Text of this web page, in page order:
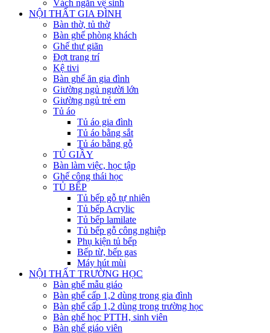
Vách ngăn vệ sinh
NỘI THẤT GIA ĐÌNH
Bàn thờ, tủ thờ
Bàn ghế phòng khách
Ghế thư giãn
Đợt trang trí
Kệ tivi
Bàn ghế ăn gia đình
Giường ngủ người lớn
Giường ngủ trẻ em
Tủ áo
Tủ áo gia đình
Tủ áo bằng sắt
Tủ áo bằng gỗ
TỦ GIẦY
Bàn làm việc, học tập
Ghế công thái học
TỦ BẾP
Tủ bếp gỗ tự nhiên
Tủ bếp Acrylic
Tủ bếp lamilate
Tủ bếp gỗ công nghiệp
Phụ kiện tủ bếp
Bếp từ, bếp gas
Máy hút mùi
NỘI THẤT TRƯỜNG HỌC
Bàn ghế mẫu giáo
Bàn ghế cấp 1,2 dùng trong gia đình
Bàn ghế cấp 1,2 dùng trong trường học
Bàn ghế học PTTH, sinh viên
Bàn ghế giáo viên